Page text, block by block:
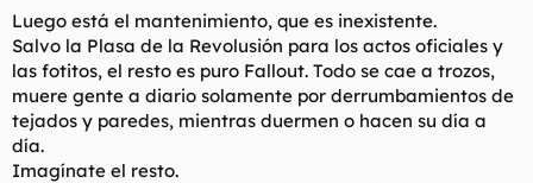
Luego está el mantenimiento, que es inexistente.
Salvo la Plasa de la Revolusión para los actos oficiales y
las fotitos, el resto es puro Fallout. Todo se cae a trozos,
muere gente a diario solamente por derrumbamientos de
tejados y paredes, mientras duermen o hacen su día a
día.
Imagínate el resto.